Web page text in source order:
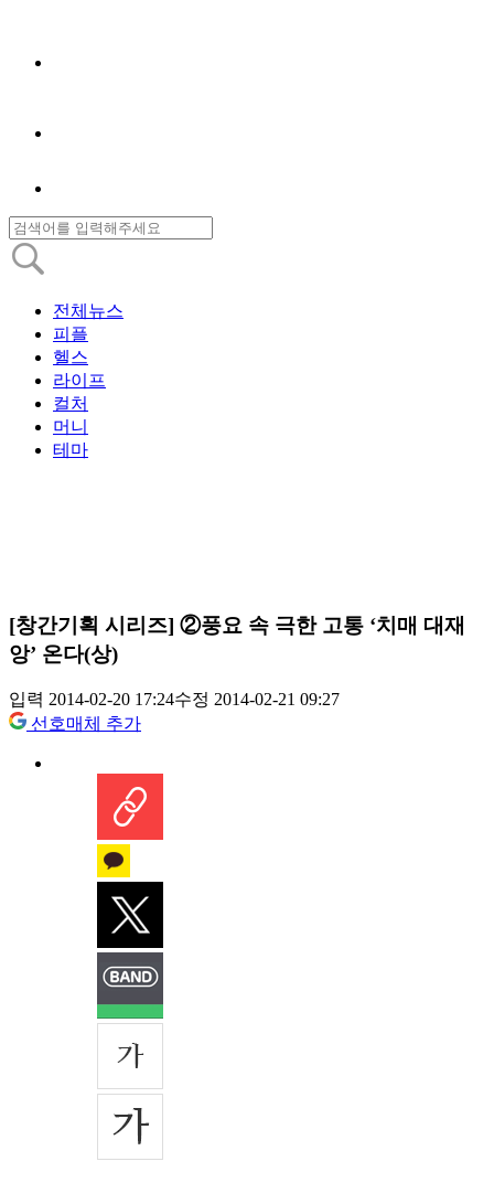
전체뉴스
피플
헬스
라이프
컬처
머니
테마
[창간기획 시리즈] ②풍요 속 극한 고통 ‘치매 대재
앙’ 온다(상)
입력 2014-02-20 17:24수정 2014-02-21 09:27
선호매체 추가